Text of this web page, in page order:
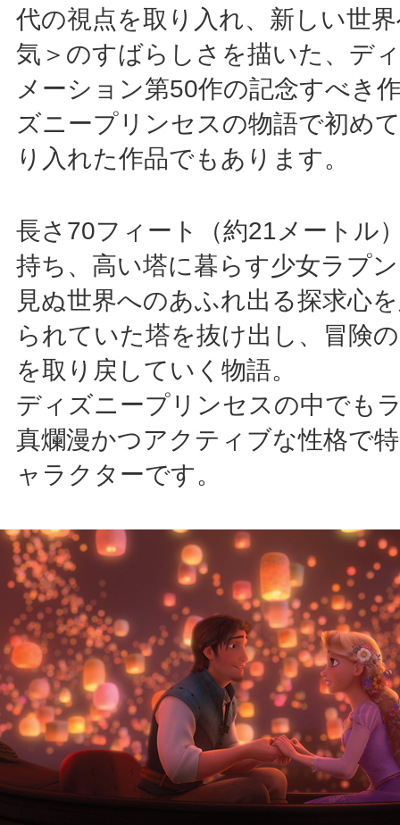
代の視点を取り入れ、新しい世
気＞のすばらしさを描いた、デ
メーション第50作の記念すべき
ズニープリンセスの物語で初め
り入れた作品でもあります。
長さ70フィート（約21メートル
持ち、高い塔に暮らす少女ラプ
見ぬ世界へのあふれ出る探求心
られていた塔を抜け出し、冒険
を取り戻していく物語。
ディズニープリンセスの中でも
真爛漫かつアクティブな性格で
ャラクターです。